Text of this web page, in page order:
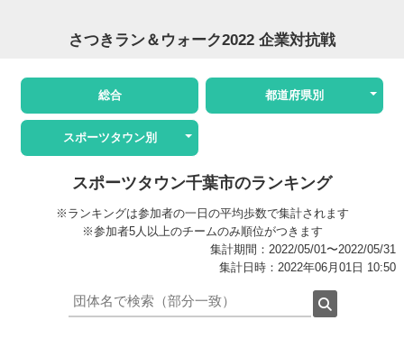
さつきラン＆ウォーク2022 企業対抗戦
総合 都道府県別
スポーツタウン別
スポーツタウン千葉市のランキング
※ランキングは参加者の一日の平均歩数で集計されます
※参加者5人以上のチームのみ順位がつきます
集計期間：2022/05/01〜2022/05/31
集計日時：2022年06月01日 10:50